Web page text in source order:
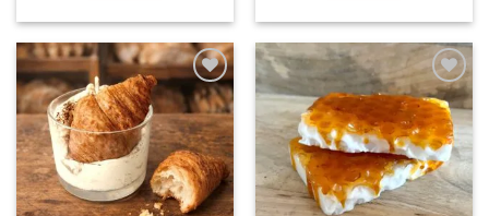
Ajouter
à la
wishlist
Ajouter
à la
wishlist